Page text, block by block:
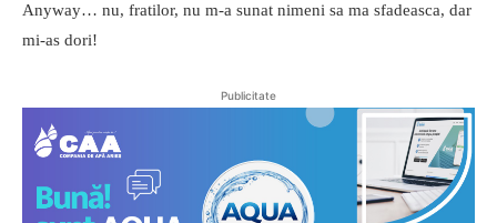
Anyway… nu, fratilor, nu m-a sunat nimeni sa ma sfadeasca, dar
mi-as dori!
Publicitate